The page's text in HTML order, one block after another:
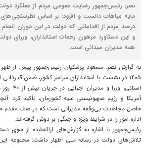
نصر: رئیس‌جمهور رضایت عمومی مردم از عملکرد
درصد مردم از اقداماتی که دولت در این دوران انجام
و این دستاورد مرهون زحمات استانداران، وزرای
همه مدیران میدانی است.
به گزارش نصر، مسعود پزشکیان رئیس‌جمهور پیش از ظهر
۱۴۰۵ در نشست با استانداران سراسر کشور، ضمن
آمریکا و رژیم صهیونیستی علیه کشورمان، تأکید کرد:
حاصل مجاهدت بی‌وقفه مدیرانی است که در صف مقدم
اداره امور را در شرایط ویژه و جنگی بر دوش گرفته‌اند.
رئیس‌جمهور با اشاره به گزارش‌های ارائه‌شده از سوی
تلاش‌های دولت در رسانه ملی اظهار داشت: مجموعه